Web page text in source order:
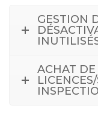
GESTION
ACHAT DE